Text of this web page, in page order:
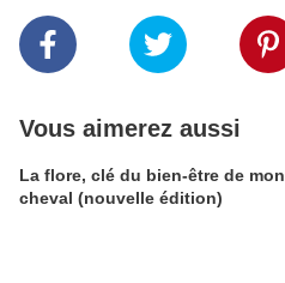
Vous aimerez aussi
La flore, clé du bien-être de mon
cheval (nouvelle édition)